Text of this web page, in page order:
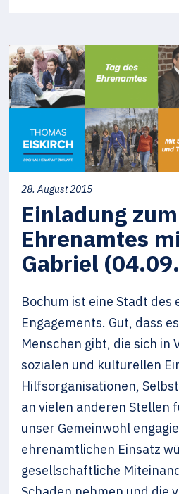
28. August 2015
Einladung
Ehrenamtes
Gabriel
Bochum ist eine Stadt
Engagements. Gut, dass
Menschen gibt, die sich in
sozialen und kulturellen
Hilfsorganisationen,
an vielen anderen Stellen
unser Gemeinwohl
ehrenamtlichen Einsatz
gesellschaftliche